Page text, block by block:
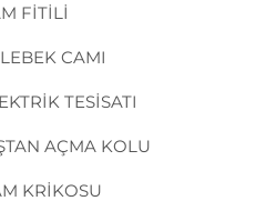
FİTİLİ
CAMI
TESİSATI
AÇMA KOLU
KRİKOSU